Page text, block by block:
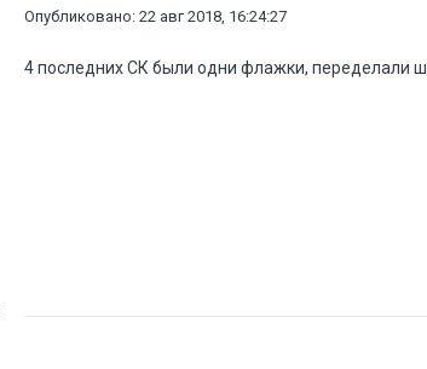
Опубликовано:22 авг 2018, 16:24:27
4 последних СК были одни флажки, переделали